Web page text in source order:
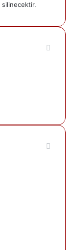
silinecektir.